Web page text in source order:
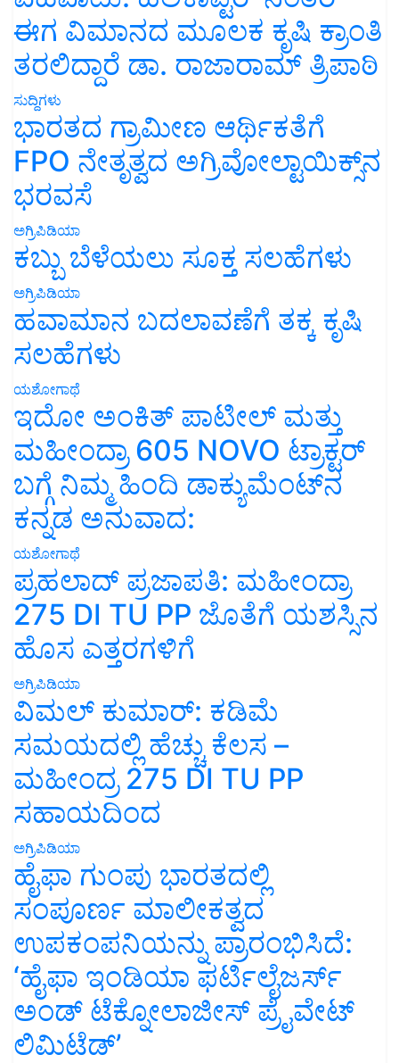
ಈಗ ವಿಮಾನದ ಮೂಲಕ ಕೃಷಿ ಕ್ರಾಂತಿ
ತರಲಿದ್ದಾರೆ ಡಾ. ರಾಜಾರಾಮ್ ತ್ರಿಪಾಠಿ
ಸುದ್ದಿಗಳು
ಭಾರತದ ಗ್ರಾಮೀಣ ಆರ್ಥಿಕತೆಗೆ
FPO ನೇತೃತ್ವದ ಅಗ್ರಿವೋಲ್ಟಾಯಿಕ್ಸ್‌ನ
ಭರವಸೆ
ಅಗ್ರಿಪಿಡಿಯಾ
ಕಬ್ಬು ಬೆಳೆಯಲು ಸೂಕ್ತ ಸಲಹೆಗಳು
ಅಗ್ರಿಪಿಡಿಯಾ
ಹವಾಮಾನ ಬದಲಾವಣೆಗೆ ತಕ್ಕ ಕೃಷಿ
ಸಲಹೆಗಳು
ಯಶೋಗಾಥೆ
ಇದೋ ಅಂಕಿತ್ ಪಾಟೀಲ್ ಮತ್ತು
ಮಹೀಂದ್ರಾ 605 NOVO ಟ್ರಾಕ್ಟರ್
ಬಗ್ಗೆ ನಿಮ್ಮ ಹಿಂದಿ ಡಾಕ್ಯುಮೆಂಟ್‌ನ
ಕನ್ನಡ ಅನುವಾದ:
ಯಶೋಗಾಥೆ
ಪ್ರಹಲಾದ್ ಪ್ರಜಾಪತಿ: ಮಹೀಂದ್ರಾ
275 DI TU PP ಜೊತೆಗೆ ಯಶಸ್ಸಿನ
ಹೊಸ ಎತ್ತರಗಳಿಗೆ
ಅಗ್ರಿಪಿಡಿಯಾ
ವಿಮಲ್ ಕುಮಾರ್: ಕಡಿಮೆ
ಸಮಯದಲ್ಲಿ ಹೆಚ್ಚು ಕೆಲಸ –
ಮಹೀಂದ್ರ 275 DI TU PP
ಸಹಾಯದಿಂದ
ಅಗ್ರಿಪಿಡಿಯಾ
ಹೈಫಾ ಗುಂಪು ಭಾರತದಲ್ಲಿ
ಸಂಪೂರ್ಣ ಮಾಲೀಕತ್ವದ
ಉಪಕಂಪನಿಯನ್ನು ಪ್ರಾರಂಭಿಸಿದೆ:
‘ಹೈಫಾ ಇಂಡಿಯಾ ಫರ್ಟಿಲೈಜರ್ಸ್
ಅಂಡ್ ಟೆಕ್ನೋಲಾಜೀಸ್ ಪ್ರೈವೇಟ್
ಲಿಮಿಟೆಡ್’